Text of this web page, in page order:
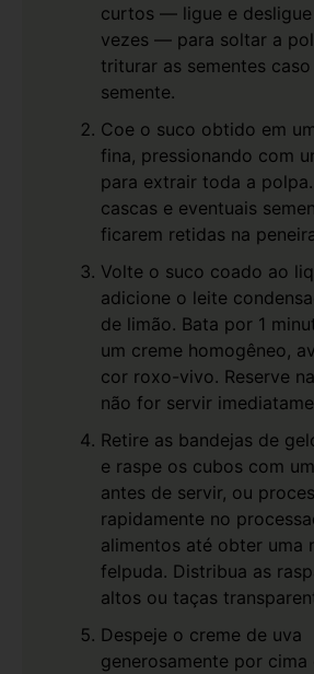
curtos — ligue e
vezes — para soltar a
triturar as sementes
semente.
Coe o suco obtido em
fina, pressionando com
para extrair toda a
cascas e eventuais
ficarem retidas na
Volte o suco coado ao
adicione o leite
de limão. Bata por 1
um creme homogêneo,
cor roxo-vivo. Reserve
não for servir
Retire as bandejas de
e raspe os cubos com
antes de servir, ou
rapidamente no
alimentos até obter uma
felpuda. Distribua as
altos ou taças
Despeje o creme de uva
generosamente por cima